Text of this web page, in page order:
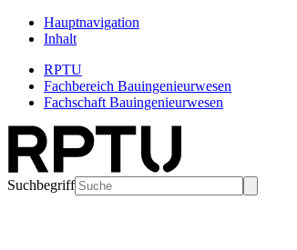
Hauptnavigation
Inhalt
RPTU
Fachbereich Bauingenieurwesen
Fachschaft Bauingenieurwesen
Suchbegriff